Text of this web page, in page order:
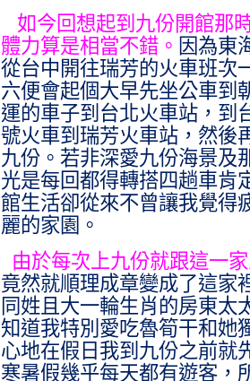
如今回想起到九份開館那
體力算是相當不錯。 因為東
從台中開往瑞芳的火車班次
六便會起個大早先坐公車到
運的車子到台北火車站，到
號火車到瑞芳火車站，然後
九份。若非深愛九份海景及
光是每回都得轉搭四趟車肯
館生活卻從來不曾讓我覺得
麗的家園。
由於每次上九份就跟這一
竟然就順理成章變成了這家
同姓且大一輪生肖的房東太
知道我特別愛吃魯筍干和她
心地在假日我到九份之前就
寒暑假幾乎每天都有遊客，